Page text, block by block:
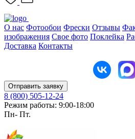
О нас Фотообои Фрески Отзывы
изображения Свое фото Поклейка
Доставка Контакты
Отправить заявку
8 (800) 505-12-24
Режим работы: 9:00-18:00
Пн- Пт.